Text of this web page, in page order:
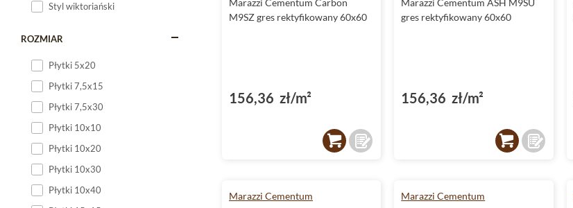
Styl wiktoriański
ROZMIAR
Płytki 5x20
Płytki 7,5x15
Płytki 7,5x30
Płytki 10x10
Płytki 10x20
Płytki 10x30
Płytki 10x40
Marazzi Cementum Carbon
M9SZ gres rektyfikowany 60x60
156,36 zł/m²
Marazzi Cementum ASH M9SU
gres rektyfikowany 60x60
156,36 zł/m²
Marazzi Cementum Marazzi Cementum